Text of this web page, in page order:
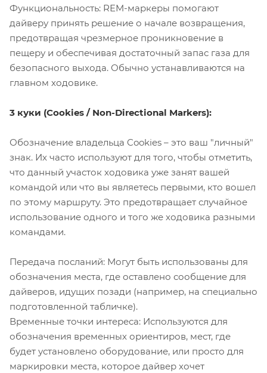
Функциональность: REM-маркеры помогают
дайверу принять решение о начале возвращения,
предотвращая чрезмерное проникновение в
пещеру и обеспечивая достаточный запас газа для
безопасного выхода. Обычно устанавливаются на
главном ходовике.
3 куки (Cookies / Non-Directional Markers):
Обозначение владельца Cookies – это ваш "личный"
знак. Их часто используют для того, чтобы отметить,
что данный участок ходовика уже занят вашей
командой или что вы являетесь первыми, кто вошел
по этому маршруту. Это предотвращает случайное
использование одного и того же ходовика разными
командами.
Передача посланий: Могут быть использованы для
обозначения места, где оставлено сообщение для
дайверов, идущих позади (например, на специально
подготовленной табличке).
Временные точки интереса: Используются для
обозначения временных ориентиров, мест, где
будет установлено оборудование, или просто для
маркировки места, которое дайвер хочет